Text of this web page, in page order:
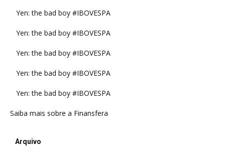
Yen: the bad boy #IBOVESPA
Yen: the bad boy #IBOVESPA
Yen: the bad boy #IBOVESPA
Yen: the bad boy #IBOVESPA
Yen: the bad boy #IBOVESPA
Saiba mais sobre a Finansfera
Arquivo